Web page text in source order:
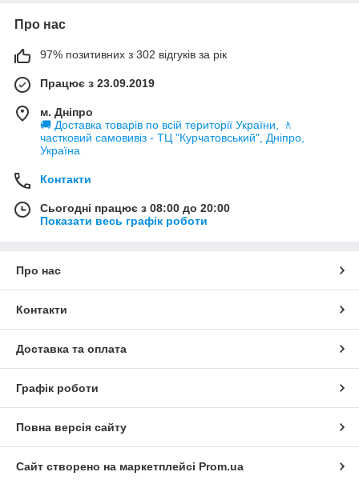
Про нас
97% позитивних з 302 відгуків за рік
Працює з 23.09.2019
м. Дніпро
🚚 Доставка товарів по всій території України, 🚶
частковий самовивіз - ТЦ "Курчатовський", Дніпро,
Україна
Контакти
Сьогодні працює з 08:00 до 20:00
Показати весь графік роботи
Про нас
Контакти
Доставка та оплата
Графік роботи
Повна версія сайту
Сайт створено на маркетплейсі Prom.ua